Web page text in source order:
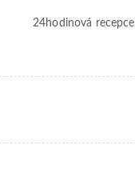
24hodinová recepce